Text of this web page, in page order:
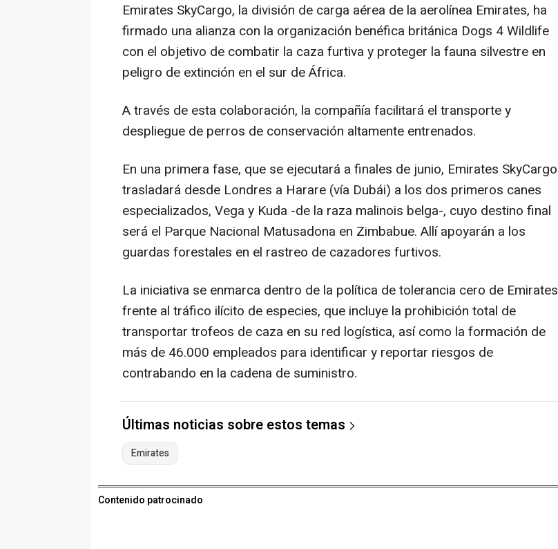
Emirates SkyCargo, la división de carga aérea de la aerolínea Emirates, ha
firmado una alianza con la organización benéfica británica Dogs 4 Wildlife
con el objetivo de combatir la caza furtiva y proteger la fauna silvestre en
peligro de extinción en el sur de África.
A través de esta colaboración, la compañía facilitará el transporte y
despliegue de perros de conservación altamente entrenados.
En una primera fase, que se ejecutará a finales de junio, Emirates SkyCargo
trasladará desde Londres a Harare (vía Dubái) a los dos primeros canes
especializados, Vega y Kuda -de la raza malinois belga-, cuyo destino final
será el Parque Nacional Matusadona en Zimbabue. Allí apoyarán a los
guardas forestales en el rastreo de cazadores furtivos.
La iniciativa se enmarca dentro de la política de tolerancia cero de Emirates
frente al tráfico ilícito de especies, que incluye la prohibición total de
transportar trofeos de caza en su red logística, así como la formación de
más de 46.000 empleados para identificar y reportar riesgos de
contrabando en la cadena de suministro.
Últimas noticias sobre estos temas
Emirates
Contenido patrocinado